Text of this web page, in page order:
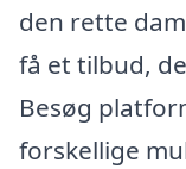
den rette
få et tilbud,
Besøg
forskellige